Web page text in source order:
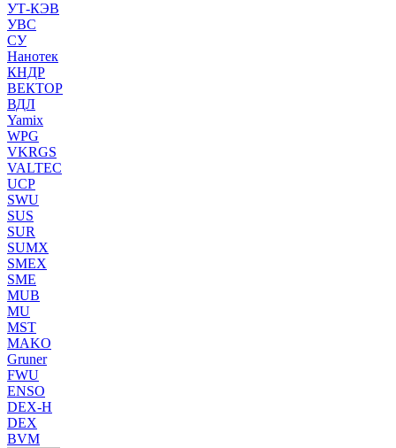
УТ-КЭВ
УВС
СУ
Нанотек
КНДР
ВЕКТОР
ВДЛ
Yamix
WPG
VKRGS
VALTEC
UCP
SWU
SUS
SUR
SUMX
SMEX
SME
MUB
MU
MST
MAKO
Gruner
FWU
ENSO
DEX-H
DEX
BVM